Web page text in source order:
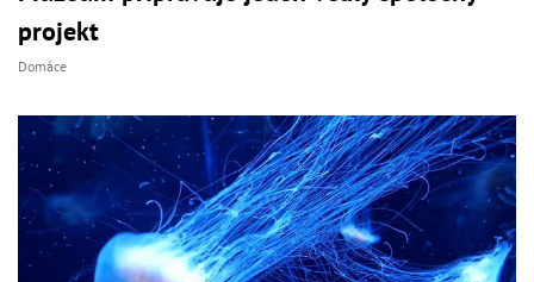
projekt
Domáce